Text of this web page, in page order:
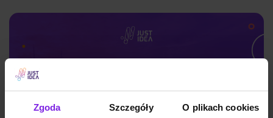
Zgoda Szczegóły O plikach cookies